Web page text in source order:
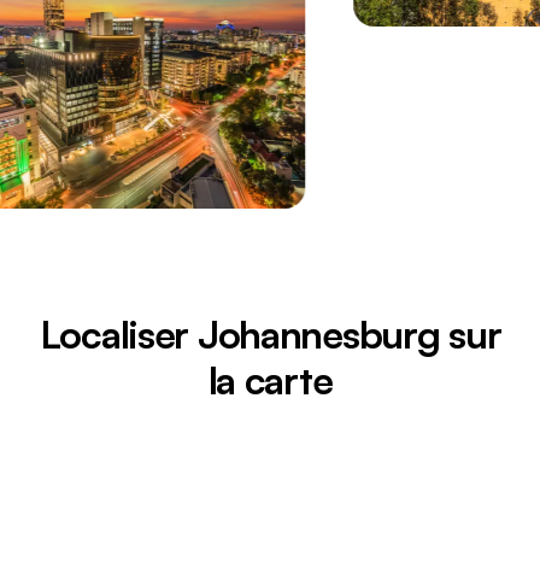
Localiser Johannesburg sur
la carte